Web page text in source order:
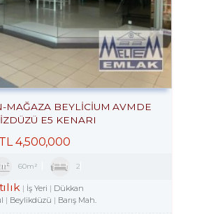
MAĞAZA BEYLİCİUM AVMDE
E5 KENARI
TL4,500,000
60m² 2
İş Yeri
Dükkan
Beylikdüzü Barış Mah.